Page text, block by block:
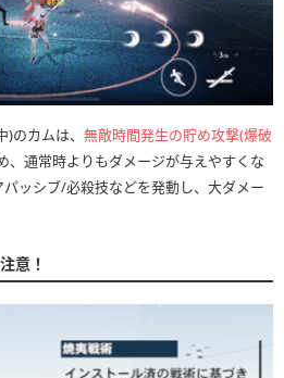
のカムは、 無敵時間発生の貯め攻撃(爆破
、通常時よりもダメージが与えやすくな
ッシブ/必殺技などを発動し、大ダメー
意！